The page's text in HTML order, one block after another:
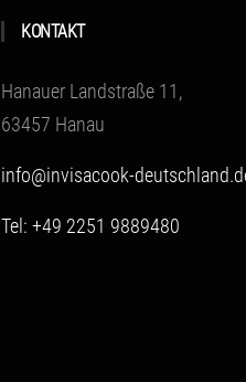
KONTAKT
Hanauer Landstraße 11,
63457 Hanau
info@invisacook-
Tel: +49 2251 9889480